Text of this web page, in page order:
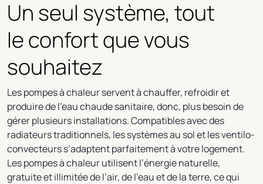
Un seul système, tout
le confort que vous
souhaitez
Les pompes à chaleur servent à chauffer, refroidir et
produire de l’eau chaude sanitaire, donc, plus besoin de
gérer plusieurs installations. Compatibles avec des
radiateurs traditionnels, les systèmes au sol et les ventilo-
convecteurs s’adaptent parfaitement à votre logement.
Les pompes à chaleur utilisent l’énergie naturelle,
gratuite et illimitée de l’air, de l’eau et de la terre, ce qui